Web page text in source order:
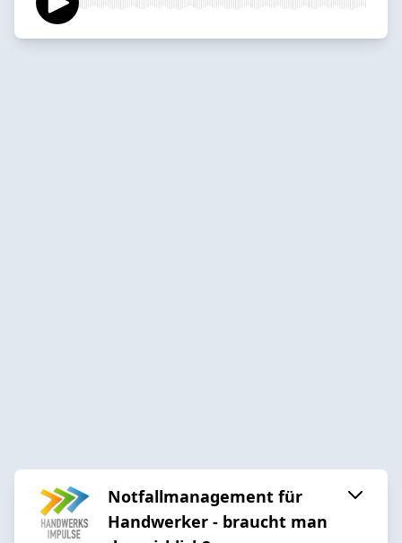
Notfallmanagement für
Handwerker - braucht man